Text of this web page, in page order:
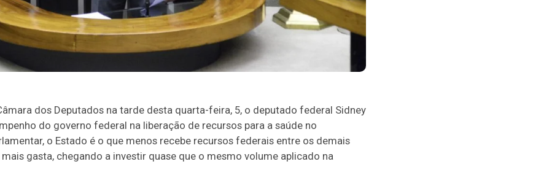
dos Deputados na tarde desta quarta-feira, 5, o deputado federal Sidney
do governo federal na liberação de recursos para a saúde no
o Estado é o que menos recebe recursos federais entre os demais
gasta, chegando a investir quase que o mesmo volume aplicado na